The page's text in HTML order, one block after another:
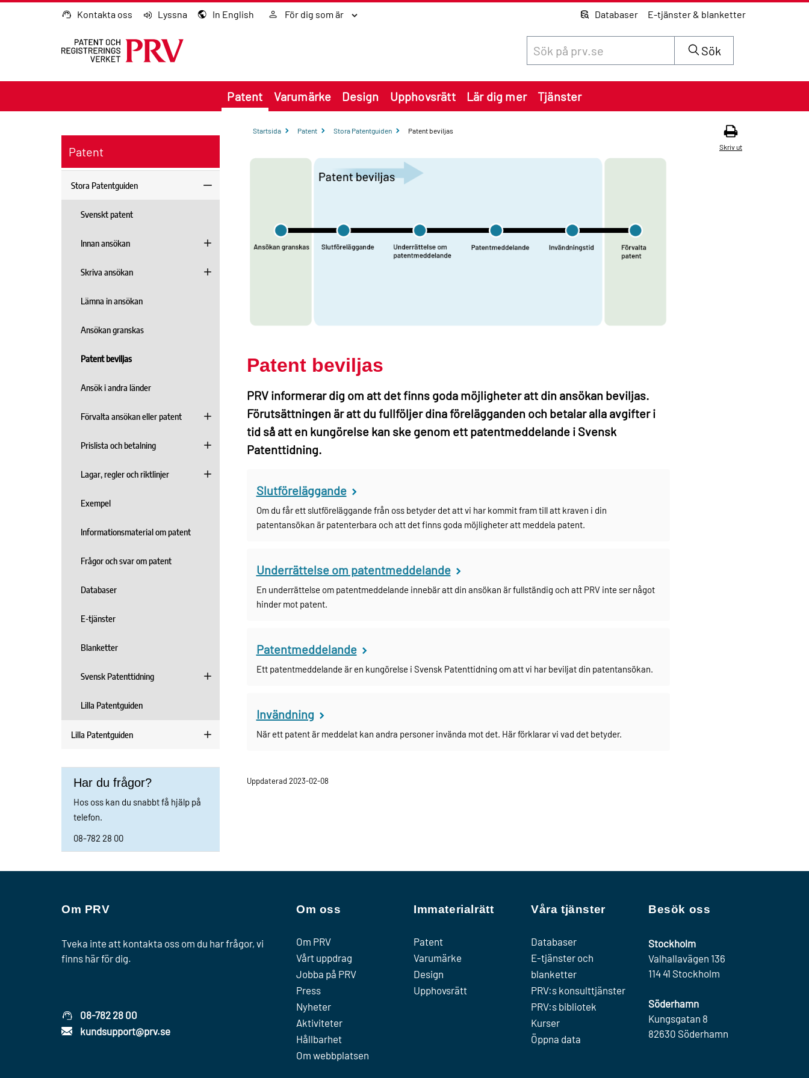
Gå till innehållet Kontakta oss Lyssna In English För dig som är Databaser E-tjänster & blanketter
Sök
Patent Varumärke Design Upphovsrätt Lär dig mer Tjänster
Patent
Stora Patentguiden
Svenskt patent
Innan ansökan
Skriva ansökan
Lämna in ansökan
Ansökan granskas
Patent beviljas
Ansök i andra länder
Förvalta ansökan eller patent
Prislista och betalning
Lagar, regler och riktlinjer
Exempel
Informationsmaterial om patent
Frågor och svar om patent
Databaser
E-tjänster
Blanketter
Svensk Patenttidning
Lilla Patentguiden
Lilla Patentguiden
Har du frågor?
Hos oss kan du snabbt få hjälp på
telefon.
08-782 28 00
Startsida Patent Stora Patentguiden
Patent beviljas
Skriv ut
Patent beviljas
PRV informerar dig om att det finns goda möjligheter att din ansökan beviljas.
Förutsättningen är att du fullföljer dina förelägganden och betalar alla avgifter i
tid så att en kungörelse kan ske genom ett patentmeddelande i Svensk
Patenttidning.
Slutföreläggande
Om du får ett slutföreläggande från oss betyder det att vi har kommit fram till att kraven i din
patentansökan är patenterbara och att det finns goda möjligheter att meddela patent.
Underrättelse om patentmeddelande
En underrättelse om patentmeddelande innebär att din ansökan är fullständig och att PRV inte ser något
hinder mot patent.
Patentmeddelande
Ett patentmeddelande är en kungörelse i Svensk Patenttidning om att vi har beviljat din patentansökan.
Invändning
När ett patent är meddelat kan andra personer invända mot det. Här förklarar vi vad det betyder.
Uppdaterad 2023-02-08
Om PRV
Tveka inte att kontakta oss om du har frågor, vi
finns här för dig.
08-782 28 00
kundsupport@prv.se
Om oss
Om PRV
Vårt uppdrag
Jobba på PRV
Press
Nyheter
Aktiviteter
Hållbarhet
Om webbplatsen
Immaterialrätt
Patent
Varumärke
Design
Upphovsrätt
Våra tjänster
Databaser
E-tjänster och
blanketter
PRV:s konsulttjänster
PRV:s bibliotek
Kurser
Öppna data
Besök oss
Stockholm
Valhallavägen 136
114 41 Stockholm
Söderhamn
Kungsgatan 8
82630 Söderhamn